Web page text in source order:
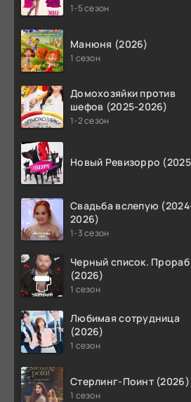
1-5 сезон
Манюня (2026)
1 сезон
Домохозяйки против
шефов (2025-2026)
1-2 сезон
Новый Ревизорро
Свадьба вслепую
2026)
1-3 сезон
Черный список. Прораб
(2026)
1 сезон
Любимая сотрудница
(2026)
1 сезон
Стерлинг-Поинт (2026)
1 сезон